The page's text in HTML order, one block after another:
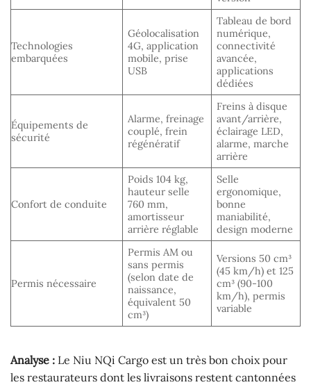
Technologies
embarquées
Géolocalisation
4G, application
mobile, prise
USB
Tableau de bord
numérique,
connectivité
avancée,
applications
dédiées
Équipements de
sécurité
Alarme, freinage
couplé, frein
régénératif
Freins à disque
avant/arrière,
éclairage LED,
alarme, marche
arrière
Confort de conduite
Poids 104 kg,
hauteur selle
760 mm,
amortisseur
arrière réglable
Selle
ergonomique,
bonne
maniabilité,
design moderne
Permis nécessaire
Permis AM ou
sans permis
(selon date de
naissance,
équivalent 50
cm³)
Versions 50 cm³
(45 km/h) et 125
cm³ (90-100
km/h), permis
variable
Analyse : Le Niu NQi Cargo est un très bon choix pour
les restaurateurs dont les livraisons restent cantonnées